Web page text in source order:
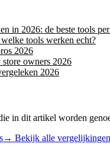
in 2026: de beste tools
tools werken echt?
2026
owners 2026
2026
in dit artikel worden
→ Bekijk alle vergelijkingen